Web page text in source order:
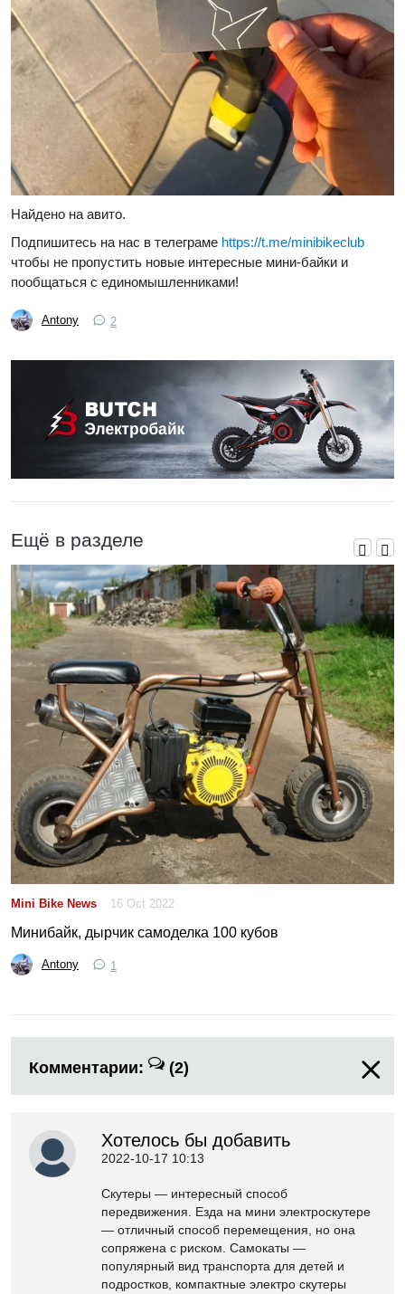
Найдено на авито.
Подпишитесь на нас в телеграме https://t.me/minibikeclub
чтобы не пропустить новые интересные мини-байки и
пообщаться с единомышленниками!
Antony 2
Ещё в разделе
Mini Bike News 16 Oct 2022
Минибайк, дырчик самоделка 100 кубов
Antony 1
Комментарии: (2)
Хотелось бы добавить
2022-10-17 10:13
Скутеры — интересный способ
передвижения. Езда на мини электроскутере
— отличный способ перемещения, но она
сопряжена с риском. Самокаты —
популярный вид транспорта для детей и
подростков, компактные электро скутеры